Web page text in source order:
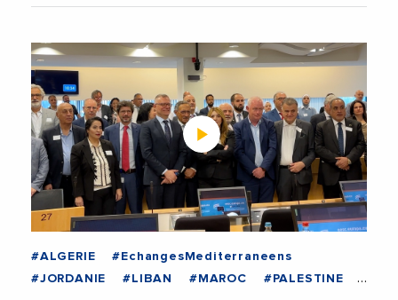
#ALGERIE
#EchangesMediterraneens
#JORDANIE
#LIBAN #MAROC
#PALESTINE